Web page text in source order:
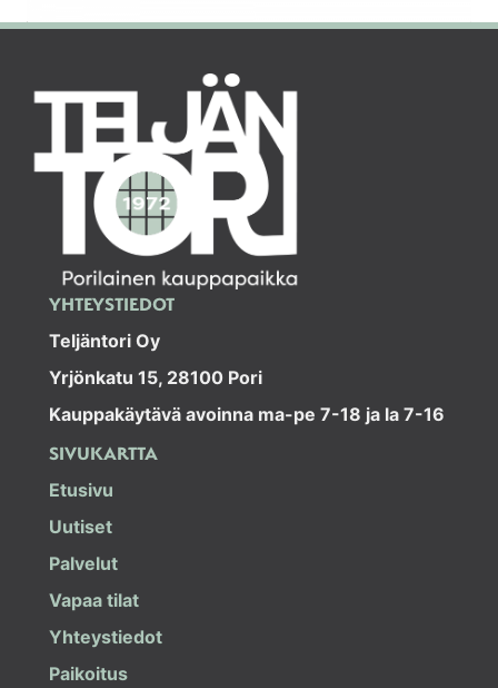
YHTEYSTIEDOT
Teljäntori Oy
Yrjönkatu 15, 28100 Pori
Kauppakäytävä avoinna ma-pe 7-18 ja la 7-16
SIVUKARTTA
Etusivu
Uutiset
Palvelut
Vapaa tilat
Yhteystiedot
Paikoitus